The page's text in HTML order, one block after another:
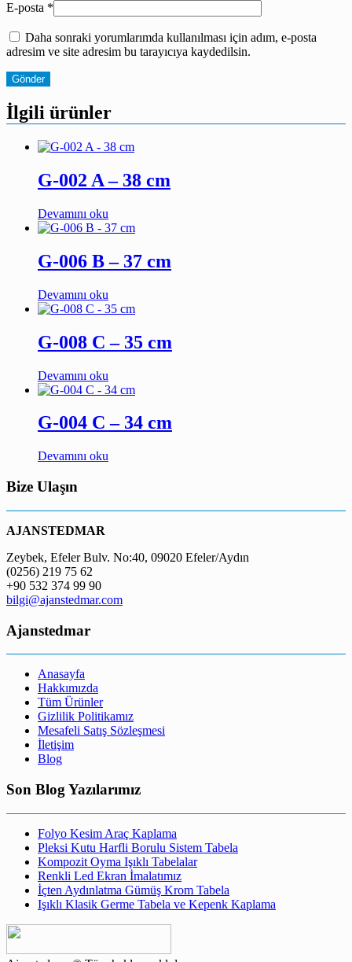
E-posta *
Daha sonraki yorumlarımda kullanılması için adım, e-posta
adresim ve site adresim bu tarayıcıya kaydedilsin.
İlgili ürünler
G-002 A – 38 cm
Devamını oku
G-006 B – 37 cm
Devamını oku
G-008 C – 35 cm
Devamını oku
G-004 C – 34 cm
Devamını oku
Bize Ulaşın
AJANSTEDMAR
Zeybek, Efeler Bulv. No:40, 09020 Efeler/Aydın
(0256) 219 75 62
+90 532 374 99 90
bilgi@ajanstedmar.com
Ajanstedmar
Anasayfa
Hakkımızda
Tüm Ürünler
Gizlilik Politikamız
Mesafeli Satış Sözleşmesi
İletişim
Blog
Son Blog Yazılarımız
Folyo Kesim Araç Kaplama
Pleksi Kutu Harfli Borulu Sistem Tabela
Kompozit Oyma Işıklı Tabelalar
Renkli Led Ekran İmalatımız
İçten Aydınlatma Gümüş Krom Tabela
Işıklı Klasik Germe Tabela ve Kepenk Kaplama